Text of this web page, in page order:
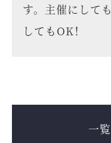
す。主催にして
してもOK！
一